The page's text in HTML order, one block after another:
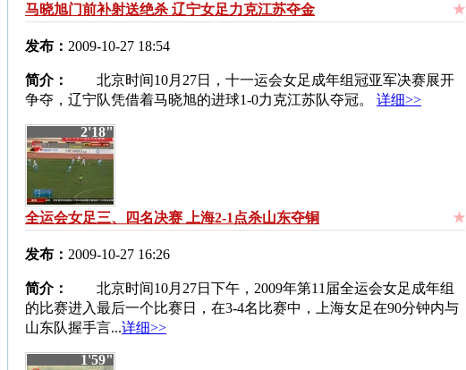
马晓旭门前补射送绝杀 辽宁女足力克江苏夺金 ★
发布： 2009-10-27 18:54
简介：
北京时间10月27日，十一运会女足成年组冠亚军决赛展开
争夺，辽宁队凭借着马晓旭的进球1-0力克江苏队夺冠。 详细>>
2'18"
全运会女足三、四名决赛 上海2-1点杀山东夺铜 ★
发布： 2009-10-27 16:26
简介：
北京时间10月27日下午，2009年第11届全运会女足成年组
的比赛进入最后一个比赛日，在3-4名比赛中，上海女足在90分钟内与
山东队握手言...详细>>
1'59"